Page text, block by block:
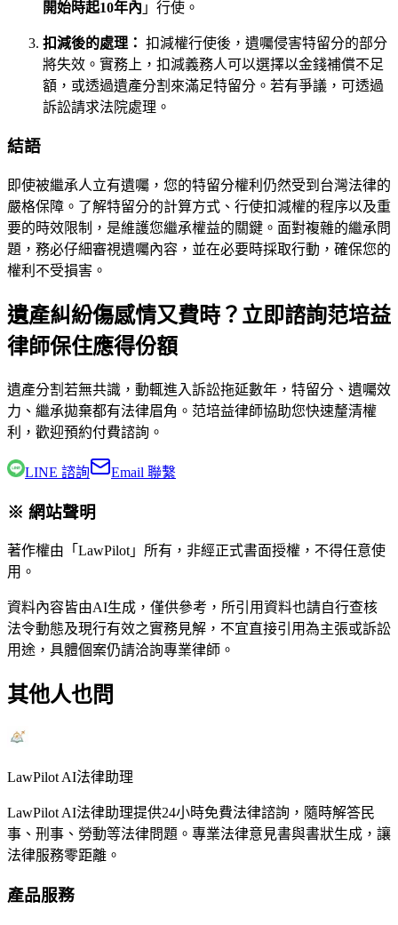
開始時起10年內 」行使。
扣減後的處理： 扣減權行使後，遺囑侵害特留分的部分
將失效。實務上，扣減義務人可以選擇以金錢補償不足
額，或透過遺產分割來滿足特留分。若有爭議，可透過
訴訟請求法院處理。
結語
即使被繼承人立有遺囑，您的特留分權利仍然受到台灣法律的
嚴格保障。了解特留分的計算方式、行使扣減權的程序以及重
要的時效限制，是維護您繼承權益的關鍵。面對複雜的繼承問
題，務必仔細審視遺囑內容，並在必要時採取行動，確保您的
權利不受損害。
遺產糾紛傷感情又費時？立即諮詢范培益
律師保住應得份額
遺產分割若無共識，動輒進入訴訟拖延數年，特留分、遺囑效
力、繼承拋棄都有法律眉角。 范培益律師協助您快速釐清權
利，歡迎預約付費諮詢。
LINE 諮詢 Email 聯繫
※ 網站聲明
著作權由「LawPilot」所有，非經正式書面授權，不得任意使
用。
資料內容皆由AI生成，僅供參考，所引用資料也請自行查核
法令動態及現行有效之實務見解，不宜直接引用為主張或訴訟
用途，具體個案仍請洽詢專業律師。
其他人也問
LawPilot AI法律助理
LawPilot AI法律助理提供24小時免費法律諮詢，隨時解答民
事、刑事、勞動等法律問題。專業法律意見書與書狀生成，讓
法律服務零距離。
產品服務